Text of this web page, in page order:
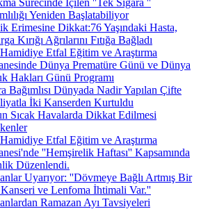
Yeniden Başlatabiliyor
Erimesine Dikkat:76 Yaşındaki Hasta,
Kırığı Ağrılarını Fıtığa Bağladı
Etfal Eğitim ve Araştırma
Dünya Prematüre Günü ve Dünya
Hakları Günü Programı
Bağımlısı Dünyada Nadir Yapılan Çifte
İki Kanserden Kurtuldu
Sıcak Havalarda Dikkat Edilmesi
Etfal Eğitim ve Araştırma
''Hemşirelik Haftası'' Kapsamında
Düzenlendi.
Uyarıyor: ''Dövmeye Bağlı Artmış Bir
ve Lenfoma İhtimali Var.''
Ramazan Ayı Tavsiyeleri